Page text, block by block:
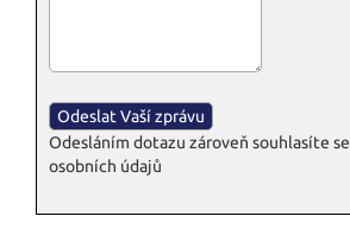
Odesláním dotazu zároveň souhlasíte
osobních údajů